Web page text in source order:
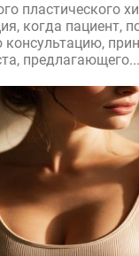
пластического
когда пациент,
консультацию,
предлагающего...